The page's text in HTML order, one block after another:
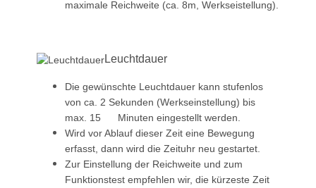
maximale Reichweite (ca. 8m, Werkseistellung).
Leuchtdauer
Die gewünschte Leuchtdauer kann stufenlos
von ca. 2 Sekunden (Werkseinstellung) bis
max. 15 Minuten eingestellt werden.
Wird vor Ablauf dieser Zeit eine Bewegung
erfasst, dann wird die Zeituhr neu gestartet.
Zur Einstellung der Reichweite und zum
Funktionstest empfehlen wir, die kürzeste Zeit